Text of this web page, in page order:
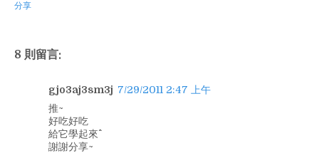
分享
8 則留言:
gjo3aj3sm3j 7/29/2011 2:47 上午
推~
好吃好吃
給它學起來^^
謝謝分享~